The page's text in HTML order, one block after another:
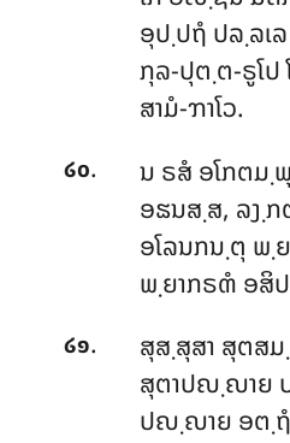
ອຸປ຺ປຖໍ ປລ຺ລເ
ກຸລ-ປຸຕ຺ຕ-ຣູໂປ
ສາມໍ-ຠາໂວ.
໒໐.
ນ ຣສໍ ອໂກຕມ຺
ອຘນສ຺ສ, ລງ຺
ອໂລນກນ຺ຕຸ
ພ຺ຍາກຣຓໍ ອສິ
໒໑.
ສຸສ຺ສຸສາ ສຸຕສ
ສຸຕາປຎ຺ຎາຍ
ປຎ຺ຎາຍ ອຕ຺ຖໍ